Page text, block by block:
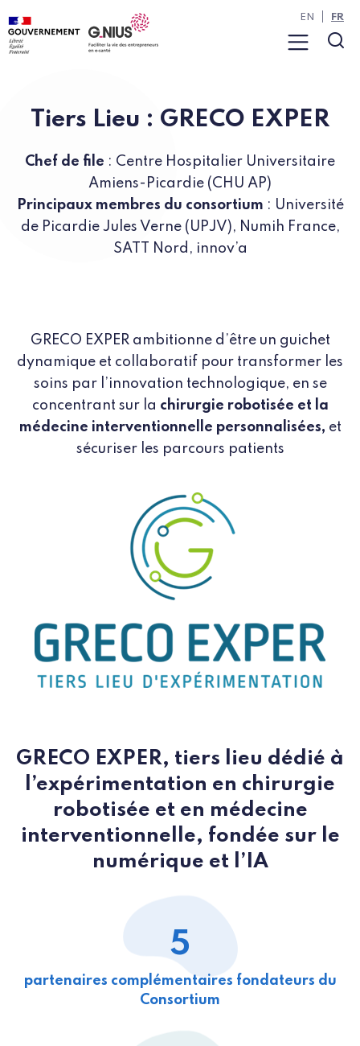
Panneau de gestion des cookies
Aller au contenu
Aller à la navigation
Menu
EN FR
Tiers Lieu : GRECO EXPER
Chef de file : Centre Hospitalier Universitaire
Amiens-Picardie (CHU AP)
Principaux membres du consortium : Université
de Picardie Jules Verne (UPJV), Numih France,
SATT Nord, innov’a
GRECO EXPER ambitionne d’être un guichet
dynamique et collaboratif pour transformer les
soins par l’innovation technologique, en se
concentrant sur la chirurgie robotisée et la
médecine interventionnelle personnalisées, et
sécuriser les parcours patients
GRECO EXPER, tiers lieu dédié à
l’expérimentation en chirurgie
robotisée et en médecine
interventionnelle, fondée sur le
numérique et l’IA
5
partenaires complémentaires fondateurs du
Consortium